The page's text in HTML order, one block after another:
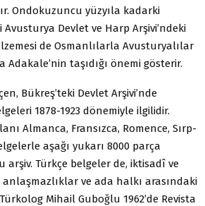
Ondokuzuncu yüzyıla kadarki
Devlet ve Harp Arşivi’ndeki
de Osmanlılarla Avusturyalılar
Adakale’nin taşıdığı önemi gösterir.
Bükreş’teki Devlet Arşivi’nde
1878-1923 dönemiyle ilgilidir.
Almanca, Fransızca, Romence, Sırp-
aşağı yukarı 8000 parça
arşiv. Türkçe belgeler de, iktisadî ve
ve ada halkı arasındaki
Mihail Guboğlu 1962’de Revista